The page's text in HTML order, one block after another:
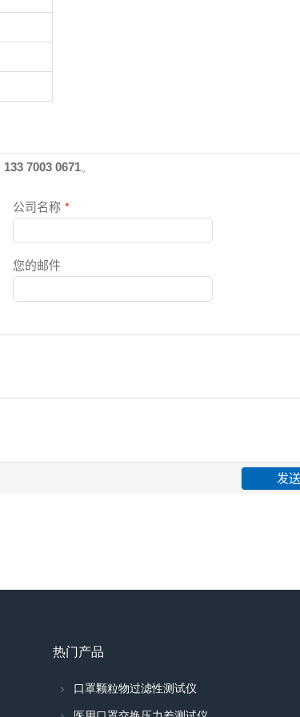
133 7003 0671。
公司名称 *
您的邮件
热门产品
口罩颗粒物过滤性测试仪